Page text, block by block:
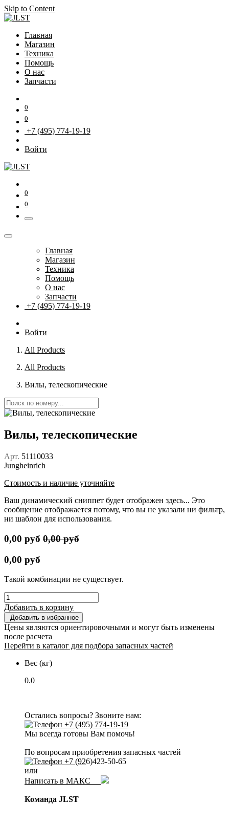
Skip to Content
Главная
Магазин
Техника
Помощь
О нас
Запчасти
0
0
+7 (495) 774-19-19
Войти
0
0
Главная
Магазин
Техника
Помощь
О нас
Запчасти
+7 (495) 774-19-19
Войти
All Products
All Products
Вилы, телескопические
Вилы, телескопические
Арт. 51110033
Jungheinrich
Стоимость и наличие уточняйте
Ваш динамический сниппет будет отображен здесь... Это
сообщение отображается потому, что вы не указали ни фильтр,
ни шаблон для использования.
0,00 руб 0,00руб
0,00 руб
Такой комбинации не существует.
Добавить в корзину
Добавить в избранное
Цены являются ориентировочными и могут быть изменены
после расчета
Перейти в каталог для подбора запасных частей
Вес (кг)
0.0
Остались вопросы? Звоните нам:
+7 (495) 774-19-19
Мы всегда готовы Вам помочь!
По вопросам приобретения запасных частей
+7 (926)423-50-65
или
Написать в МАКС
Команда JLST